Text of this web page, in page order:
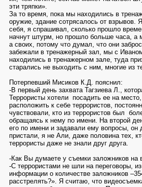
эти тряпки».
За то время, пока мы находились в
оружие, здание сотрясалось от взрывов.
себя, я спрашивал, сколько прошло
начнут штурм, но прошло больше часа, а
а своих, потому что думал, что они
забежали в тренажерный зал, мы с
находились в тренажерном зале, туда
старались не выходить с ним, многие
Потерпевший Мисиков К.Д. пояснил:
-В первый день захвата Тагзиева Л.,
Террористы хотели посадить ее на
расположить к себе террористов,
чувствовали, кто из террористов был
обращаясь к нему по имени. На второй
его по имени и задавали ему вопросы,
пристали, я не Али, даже половина тех,
террористы даже не знали друг друга.
-Как Вы думаете у съемки заложников на
-С террористами не шли на переговоры,
информации о количестве заложников
расстрелять?». Я считаю, что